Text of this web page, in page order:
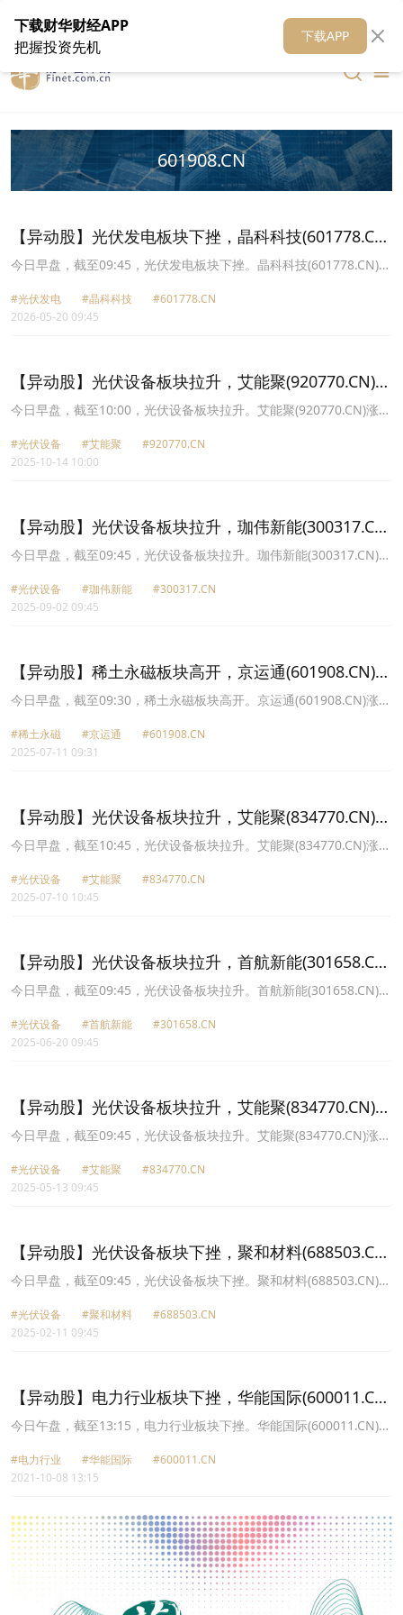
在线客服 关于我们 财华媒体矩阵 财华智库
601908.CN
【异动股】光伏发电板块下挫，晶科科技(601778.CN)
跌6.75%
今日早盘，截至09:45，光伏发电板块下挫。晶科科技(601778.CN)跌
能(300317.CN)跌6.12%报5.22元，京运通(601908.CN)跌5.70%报
3.97元，拓日新能(002218.CN)跌5.37%报5.29元，浙江新能
#光伏发电 #晶科科技
#601778.CN
2026-05-20 09:45
【异动股】光伏设备板块拉升，艾能聚(920770.CN)涨
15.33%
今日早盘，截至10:00，光伏设备板块拉升。艾能聚(920770.CN)涨
运通(601908.CN)涨10.10%报4.58元，晶科能源(688223.CN)涨
10.05%报6.13元，晶澳科技(002459.CN)涨10.04%报14.25元，隆基
#光伏设备 #艾能聚
#920770.CN
2025-10-14 10:00
【异动股】光伏设备板块拉升，珈伟新能(300317.CN)
涨14.98%
今日早盘，截至09:45，光伏设备板块拉升。珈伟新能(300317.CN)涨
技(002617.CN)涨10.06%报8.64元，赛伍技术(603212.CN)涨10.02%
报12.96元，京山轻机(000821.CN)涨9.97%报13.24元，捷佳伟创
#光伏设备 #珈伟新能
#300317.CN
2025-09-02 09:45
【异动股】稀土永磁板块高开，京运通(601908.CN)涨
9.9%
今日早盘，截至09:30，稀土永磁板块高开。京运通(601908.CN)涨
土(600111.CN)涨5.33%报28.45元，包钢股份(600010.CN)涨5.26%
报2.0元，九菱科技(873305.CN)涨4.82%报76.1元，XD盛和资
#稀土永磁 #京运通
#601908.CN
2025-07-11 09:31
【异动股】光伏设备板块拉升，艾能聚(834770.CN)涨
10.23%
今日早盘，截至10:45，光伏设备板块拉升。艾能聚(834770.CN)涨
绿能(603185.CN)涨10.03%报19.31元，京运通(601908.CN)涨
10.03%报3.84元，协鑫集成(002506.CN)涨10.00%报2.86元，亿晶
#光伏设备 #艾能聚
#834770.CN
2025-07-10 10:45
【异动股】光伏设备板块拉升，首航新能(301658.CN)
涨11.4%
今日早盘，截至09:45，光伏设备板块拉升。首航新能(301658.CN)涨
运通(601908.CN)涨10.00%报3.3元，凯盛新能(600876.CN)涨9.97%
报11.03元，协鑫集成(002506.CN)涨9.91%报2.55元，艾能聚
#光伏设备 #首航新能
#301658.CN
2025-06-20 09:45
【异动股】光伏设备板块拉升，艾能聚(834770.CN)涨
24.87%
今日早盘，截至09:45，光伏设备板块拉升。艾能聚(834770.CN)涨
日升(300118.CN)涨15.29%报11.01元，京运通(601908.CN)涨
10.14%报3.15元，通威股份(600438.CN)涨10.02%报18.77元，欧晶
#光伏设备 #艾能聚
#834770.CN
2025-05-13 09:45
【异动股】光伏设备板块下挫，聚和材料(688503.CN)
跌6.9%
今日早盘，截至09:45，光伏设备板块下挫。聚和材料(688503.CN)跌
股份(600732.CN)跌4.92%报12.17元，阿特斯(688472.CN)跌3.69%
报10.44元，艾能聚(834770.CN)跌3.40%报21.02元，大全能源
#光伏设备 #聚和材料
#688503.CN
2025-02-11 09:45
【异动股】电力行业板块下挫，华能国际(600011.CN)
跌10.04%
今日午盘，截至13:15，电力行业板块下挫。华能国际(600011.CN)跌
能(000591.CN)跌10.02%报11.31元，福能股份(600483.CN)跌9.98%
报16.42元，华能水电(600025.CN)跌9.95%报7.69元，华电国际
6.95元，京运通(601908.CN)跌7.90%报10.84元。
#电力行业 #华能国际
#600011.CN
2021-10-08 13:15
下载财华财经APP
把握投资先机
下载APP